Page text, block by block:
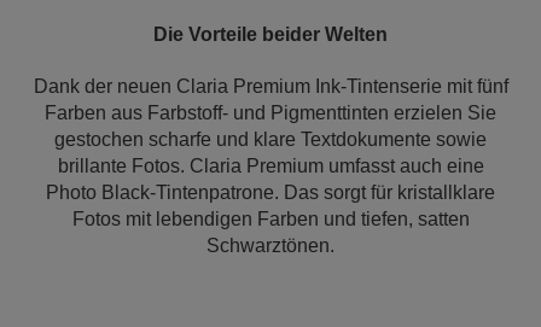
Die Vorteile beider Welten
Dank der neuen Claria Premium Ink-Tintenserie mit fünf
Farben aus Farbstoff- und Pigmenttinten erzielen Sie
gestochen scharfe und klare Textdokumente sowie
brillante Fotos. Claria Premium umfasst auch eine
Photo Black-Tintenpatrone. Das sorgt für kristallklare
Fotos mit lebendigen Farben und tiefen, satten
Schwarztönen.